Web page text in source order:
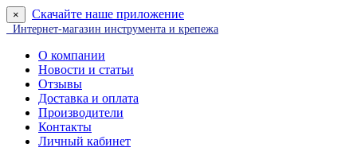
× Скачайте наше приложение
Интернет-магазин инструмента и крепежа
О компании
Новости и статьи
Отзывы
Доставка и оплата
Производители
Контакты
Личный кабинет